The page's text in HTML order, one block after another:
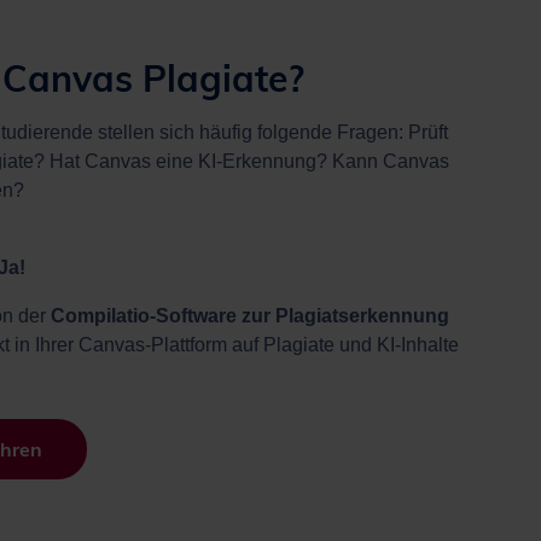
Plagiate?
stellen sich häufig folgende Fragen: Prüft
Hat Canvas eine KI-Erkennung? Kann Canvas
der Compilatio-Software zur Plagiatserkennung
in Ihrer Canvas-Plattform auf Plagiate und KI-Inhalte